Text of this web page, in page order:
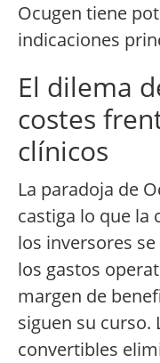
Ocugen tiene
indicaciones
El dilema
costes
clínicos
La paradoja de
castiga lo que la
los inversores
los gastos
margen de
siguen su curso.
convertibles